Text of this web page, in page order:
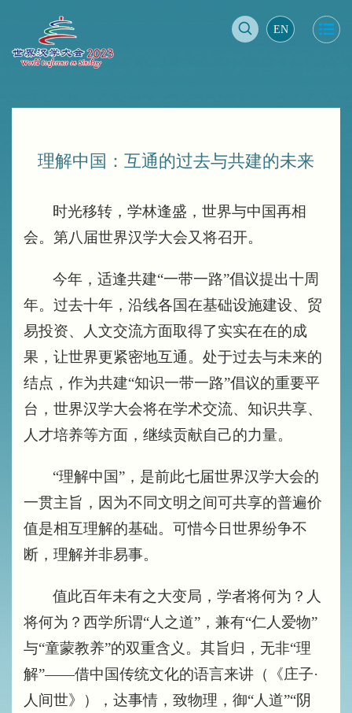
EN
理解中国：互通的过去与共建的未来
时光移转，学林逢盛，世界与中国再相
会。第八届世界汉学大会又将召开。
今年，适逢共建“一带一路”倡议提出十周
年。过去十年，沿线各国在基础设施建设、贸
易投资、人文交流方面取得了实实在在的成
果，让世界更紧密地互通。处于过去与未来的
结点，作为共建“知识一带一路”倡议的重要平
台，世界汉学大会将在学术交流、知识共享、
人才培养等方面，继续贡献自己的力量。
“理解中国”，是前此七届世界汉学大会的
一贯主旨，因为不同文明之间可共享的普遍价
值是相互理解的基础。可惜今日世界纷争不
断，理解并非易事。
值此百年未有之大变局，学者将何为？人
将何为？西学所谓“人之道”，兼有“仁人爱物”
与“童蒙教养”的双重含义。其旨归，无非“理
解”——借中国传统文化的语言来讲（《庄子·
人间世》），达事情，致物理，御“人道”“阴